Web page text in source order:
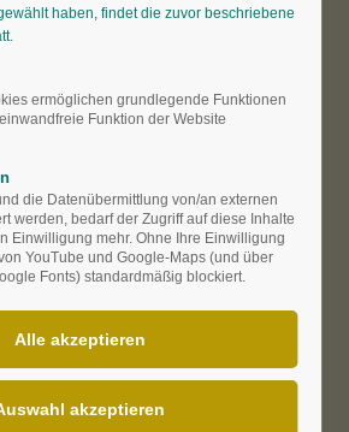
erleben:
recken ihre
auf
Höhen
Garten ein einziges
Um mich herum sind
haben, findet die zuvor beschriebene
ermöglichen grundlegende Funktionen
Funktion der Website
die Datenübermittlung von/an externen
werden, bedarf der Zugriff auf diese Inhalte
Einwilligung mehr. Ohne Ihre Einwilligung
YouTube und Google-Maps (und über
Fonts) standardmäßig blockiert.